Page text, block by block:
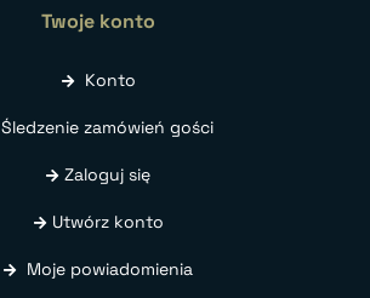
Twoje konto
Konto
Śledzenie zamówień gości
Zaloguj się
Utwórz konto
Moje powiadomienia